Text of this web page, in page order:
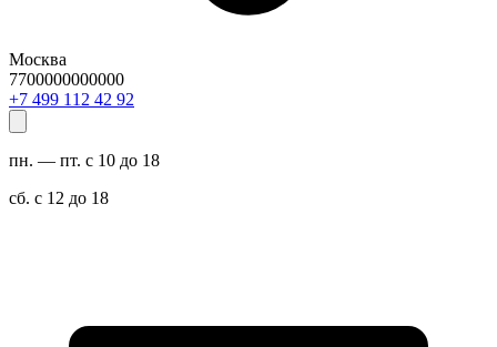
Москва
7700000000000
29 24 211 994 7+
пн. — пт. с 10 до 18
сб. с 12 до 18